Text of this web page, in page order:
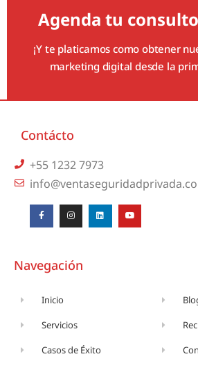
Agenda tu
¡Y te platicamos como obtener
marketing digital desde la
Contácto
+55 1232 7973
Navegación
Inicio
Servicios
Casos de Éxito